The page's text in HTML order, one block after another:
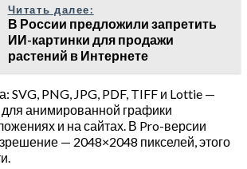
Читать далее:
В России предложили запретить
ИИ-картинки для продажи
растений в Интернете
SVG, PNG, JPG, PDF, TIFF и Lottie —
анимированной графики
и на сайтах. В Pro-версии
— 2048×2048 пикселей, этого